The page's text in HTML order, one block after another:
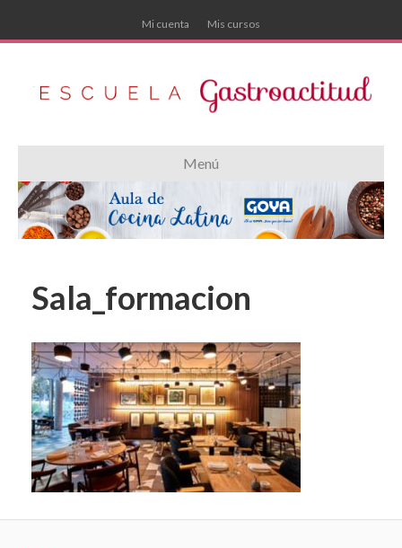
Mi cuenta Mis cursos
Menú
Sala_formacion